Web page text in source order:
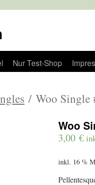
Nur Test-Shop
/ Woo Single
Woo
3,00 €
inkl. 16 %